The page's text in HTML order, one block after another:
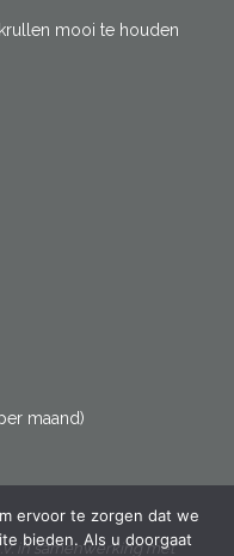
mooi te houden
maand)
in samenwerking met
ervoor te zorgen dat we
bieden. Als u doorgaat